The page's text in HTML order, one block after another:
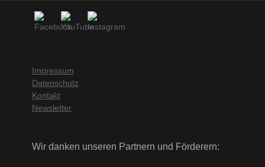
Impressum
Datenschutz
Kontakt
Newsletter
Wir danken unseren Partnern und Förderern: